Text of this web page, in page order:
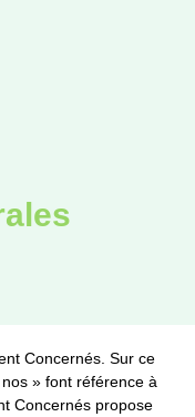
Concernés. Sur ce
» font référence à
Concernés propose